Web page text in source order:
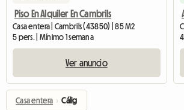
Piso En Alquiler En Cambrils
Casa entera | Cambrils (43850) | 85 M2
5 pers. | Mínimo 1 semana
Ver anuncio
Casa entera › Cálig